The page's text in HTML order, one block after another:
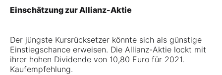
Einschätzung zur Allianz-Aktie
Der jüngste Kursrücksetzer könnte sich als günstige
Einstiegschance erweisen. Die Allianz-Aktie lockt mit
ihrer hohen Dividende von 10,80 Euro für 2021.
Kaufempfehlung.